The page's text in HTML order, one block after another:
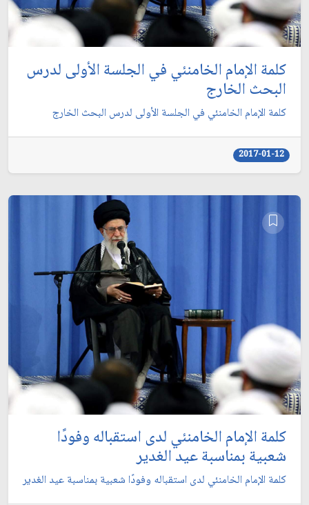
كلمة الإمام الخامنئي في الجلسة الأولى لدرس
البحث الخارج
كلمة الإمام الخامنئي في الجلسة الأولى لدرس البحث الخارج
2017-01-12
كلمة الإمام الخامنئي لدى استقباله وفودًا
شعبية بمناسبة عيد الغدير
كلمة الإمام الخامنئي لدى استقباله وفودًا شعبية بمناسبة عيد الغدير